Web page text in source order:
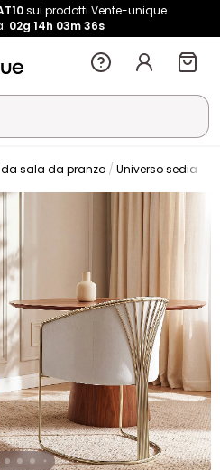
sui prodotti Vente-unique
02g 14h 03m35s
da sala da pranzo Universo sedia